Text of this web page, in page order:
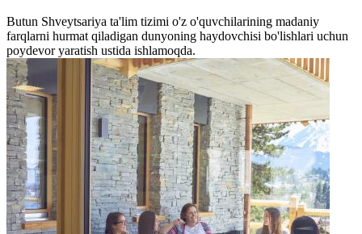
Butun Shveytsariya ta'lim tizimi o'z o'quvchilarining madaniy
farqlarni hurmat qiladigan dunyoning haydovchisi bo'lishlari uchun
poydevor yaratish ustida ishlamoqda.